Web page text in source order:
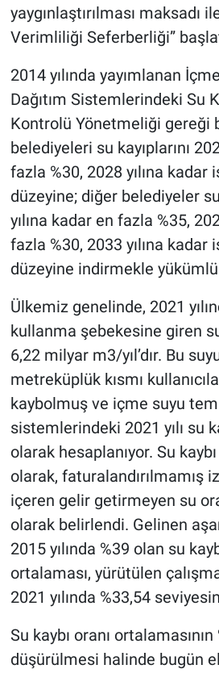
yaygınlaştırılması maksadı
Verimliliği Seferberliği”
2014 yılında yayımlanan
Dağıtım Sistemlerindeki Su
Kontrolü Yönetmeliği gereği
belediyeleri su kayıplarını
fazla %30, 2028 yılına kadar
düzeyine; diğer belediyeler su
yılına kadar en fazla %35,
fazla %30, 2033 yılına kadar
düzeyine indirmekle
Ülkemiz genelinde, 2021
kullanma şebekesine giren
6,22 milyar m3/yıl’dır. Bu
metreküplük kısmı
kaybolmuş ve içme suyu
sistemlerindeki 2021 yılı su
olarak hesaplanıyor. Su
olarak, faturalandırılmamış
içeren gelir getirmeyen su
olarak belirlendi. Gelinen
2015 yılında %39 olan su
ortalaması, yürütülen
2021 yılında %33,54
Su kaybı oranı
düşürülmesi halinde bugün